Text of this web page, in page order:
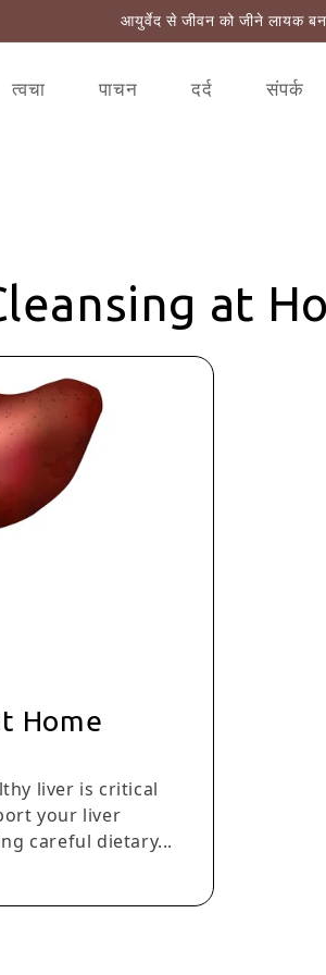
आयुर्वेद से जीवन को जीने लायक
त्वचा पाचन दर्द संपर्क
at
Home
liver is critical
your liver
careful dietary...